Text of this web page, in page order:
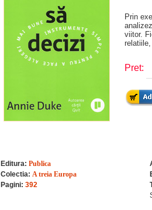
Prin
viitor.
Pret:
Editura: Publica
Colectia: A treia Europa
Pagini: 392